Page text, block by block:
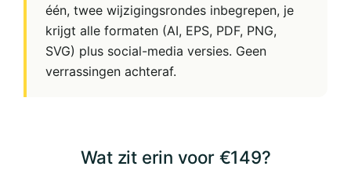
één, twee wijzigingsrondes inbegrepen, je
krijgt alle formaten (AI, EPS, PDF, PNG,
SVG) plus social-media versies. Geen
verrassingen achteraf.
Wat zit erin voor €149?